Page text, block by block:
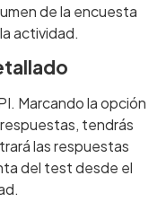
de la encuesta
actividad.
Marcando la opción
tendrás
las respuestas
del test desde el